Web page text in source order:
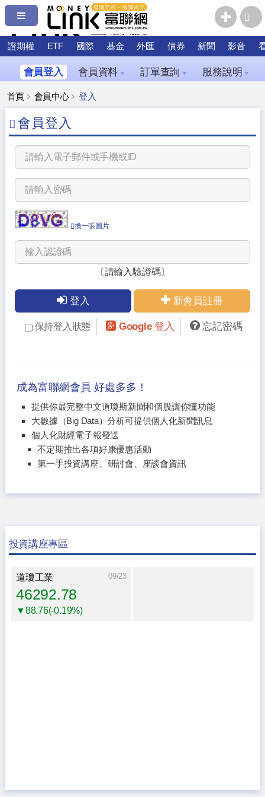
證期權 ETF 國際 基金 外匯 債券 新聞 影音
會員登入 會員資料 ▼ 訂單查詢 ▼ 服務說明 ▼
首頁 會員中心 登入
會員登入
換一張圖片
〔請輸入驗證碼〕
登入 新會員註冊
保持登入狀態 Google 登入 忘記密碼
成為富聯網會員 好處多多！
提供你最完整中文道瓊斯新聞和個股讓你懂功能
大數據（Big Data）分析可提供個人化新聞訊息
個人化財經電子報發送
不定期推出各項好康優惠活動
第一手投資講座、研討會、座談會資訊
投資講座專區
道瓊工業 09/23
46292.78
▼88.76(-0.19%)